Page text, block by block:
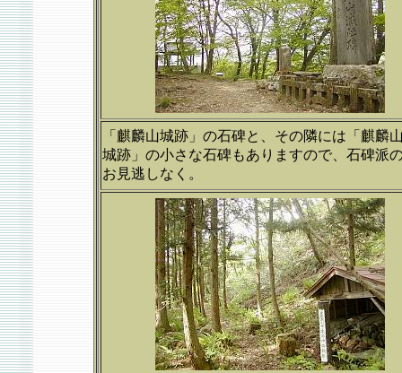
「麒麟山城跡」の石碑と、その隣には「麒麟
城跡」の小さな石碑もありますので、石碑派
お見逃しなく。